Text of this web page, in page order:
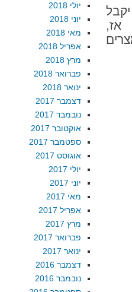
אז,
יולי 2018
יוני 2018
מאי 2018
אפריל 2018
מרץ 2018
פברואר 2018
ינואר 2018
דצמבר 2017
נובמבר 2017
אוקטובר 2017
ספטמבר 2017
אוגוסט 2017
יולי 2017
יוני 2017
מאי 2017
אפריל 2017
מרץ 2017
פברואר 2017
ינואר 2017
דצמבר 2016
נובמבר 2016